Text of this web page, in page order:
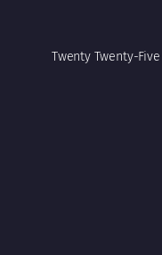
Twenty Twenty-Five